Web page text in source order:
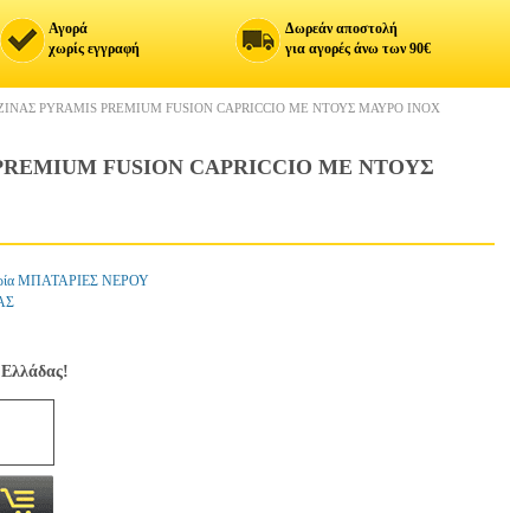
Αγορά
χωρίς εγγραφή
Δωρεάν αποστολή
για αγορές άνω των 90€
PYRAMIS PREMIUM FUSION CAPRICCIO ΜΕ ΝΤΟΥΣ ΜΑΥΡΟ INOX
FUSION CAPRICCIO ΜΕ ΝΤΟΥΣ
ΜΠΑΤΑΡΙΕΣ ΝΕΡΟΥ
Ελλάδας!